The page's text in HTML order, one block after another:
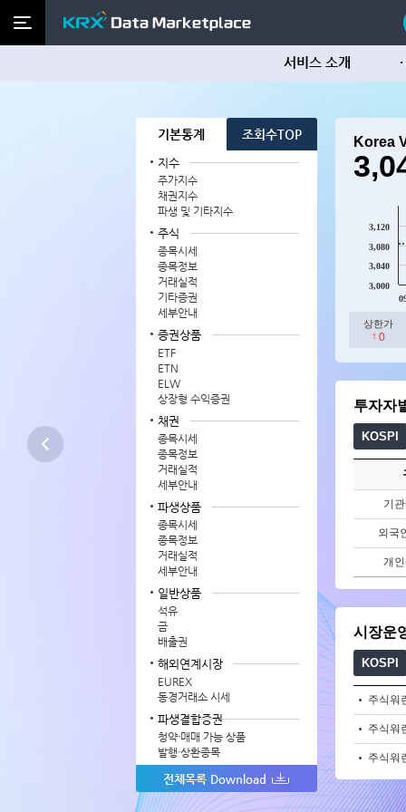
서비스 소개
기본통계 조회수TOP
지수
주가지수
채권지수
파생 및 기타지수
주식
종목시세
종목정보
거래실적
기타증권
세부안내
증권상품
ETF
ETN
ELW
상장형 수익증권
채권
종목시세
종목정보
거래실적
세부안내
파생상품
종목시세
종목정보
거래실적
세부안내
일반상품
석유
금
배출권
해외연계시장
EUREX
동경거래소 시세
파생결합증권
청약·매매 가능 상품
발행·상환종목
전체목록 Download
Korea
3,000
3,040
3,080
3,120
상한가
↑ 0
투자자
KOSPI
기
외국
개
시장운
KOSPI
주식워
주식워
주식워